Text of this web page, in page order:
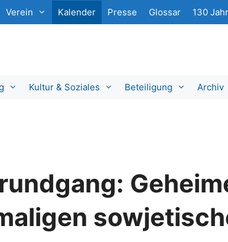
Verein Kalender Presse Glossar 130
Kultur & Soziales Beteiligung Archiv